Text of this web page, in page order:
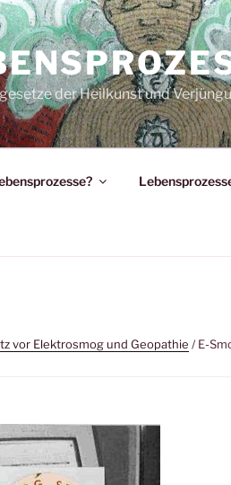
der Heilkunst und
vor Elektrosmog und Geopathie / E-